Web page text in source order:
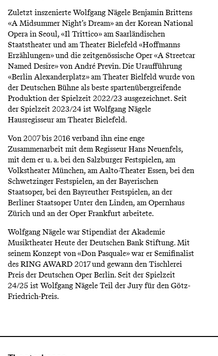
Zuletzt inszenierte Wolfgang Nägele Benjamin Brittens
«A Midsummer Night’s Dream» an der Korean National
Opera in Seoul, «Il Trittico» am Saarländischen
Staatstheater und am Theater Bielefeld «Hoffmanns
Erzählungen» und die zeitgenössische Oper «A Streetcar
Named Desire» von André Previn. Die Uraufführung
«Berlin Alexanderplatz» am Theater Bielfeld wurde von
der Deutschen Bühne als beste spartenübergreifende
Produktion der Spielzeit 2022/23 ausgezeichnet. Seit
der Spielzeit 2023/24 ist Wolfgang Nägele
Hausregisseur am Theater Bielefeld.
Von 2007 bis 2016 verband ihn eine enge
Zusammenarbeit mit dem Regisseur Hans Neuenfels,
mit dem er u. a. bei den Salzburger Festspielen, am
Volkstheater München, am Aalto-Theater Essen, bei den
Schwetzinger Festspielen, an der Bayerischen
Staatsoper, bei den Bayreuther Festspielen, an der
Berliner Staatsoper Unter den Linden, am Opernhaus
Zürich und an der Oper Frankfurt arbeitete.
Wolfgang Nägele war Stipendiat der Akademie
Musiktheater Heute der Deutschen Bank Stiftung. Mit
seinem Konzept von «Don Pasquale» war er Semifinalist
des RING AWARD 2017 und gewann den Tischlerei
Preis der Deutschen Oper Berlin. Seit der Spielzeit
24/25 ist Wolfgang Nägele Teil der Jury für den Götz-
Friedrich-Preis.